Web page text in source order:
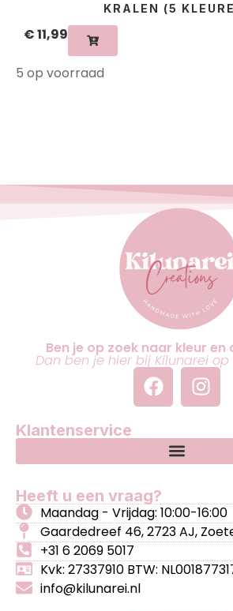
KRALEN (5
€11,99
5 op voorraad
Ben je op zoek naar kleur
Dan ben je hier bij Kilunarei
Klantenservice
Heeft u een vraag?
Maandag - Vrijdag: 10:00-16:00
Gaardedreef 46, 2723 AJ,
+31 6 2069 5017
Kvk: 27337910 BTW:
info@kilunarei.nl